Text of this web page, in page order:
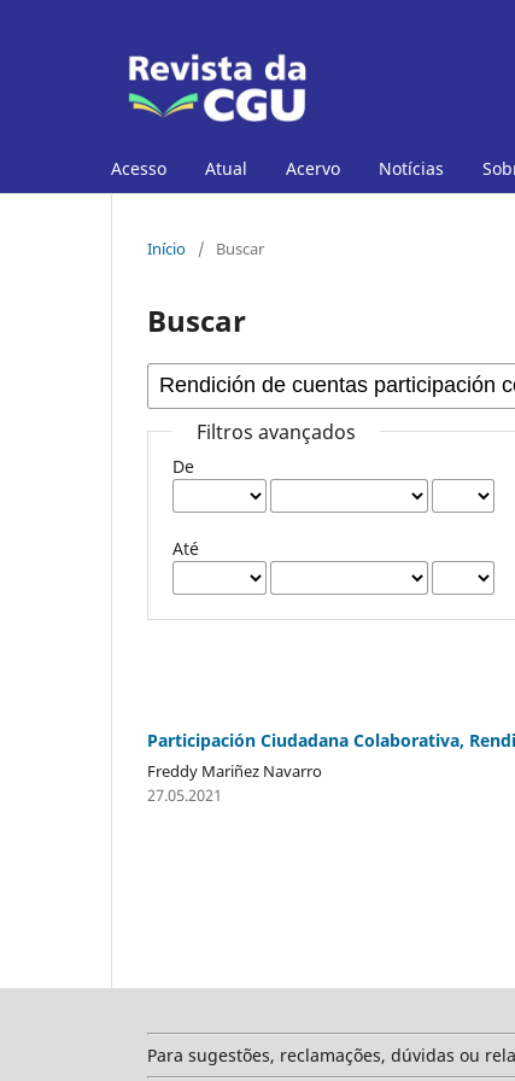
Acesso Atual Acervo Notícias
Início / Buscar
Buscar
Filtros avançados
De
Até
Participación Ciudadana Colaborativa,
Freddy Mariñez Navarro
27.05.2021
Para sugestões, reclamações, dúvidas ou